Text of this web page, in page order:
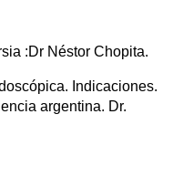
:Dr Néstor Chopita.
Indicaciones.
argentina. Dr.